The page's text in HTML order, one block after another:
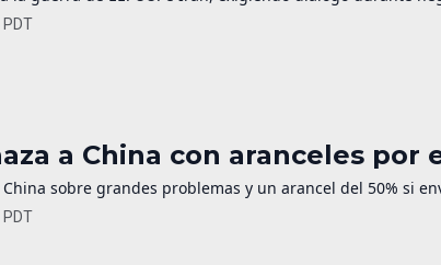
PDT
a China con aranceles por
sobre grandes problemas y un arancel del 50% si
PDT